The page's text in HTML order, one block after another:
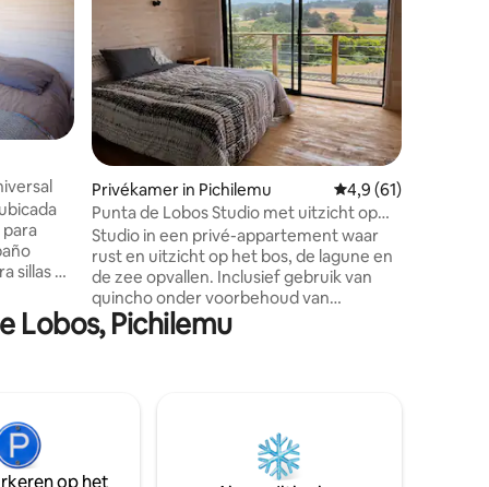
para
sillas de
y un
Privékamer in Pichilemu Gemiddelde
4,9 (61)
Punta de Lobos Studio met uitzicht op
het bos 2
Studio in een privé-appartement waar
rust en uitzicht op het bos, de lagune en
de zee opvallen. Inclusief gebruik van
quincho onder voorbehoud van
voorafgaande reservering. Het heeft
parkeergelegenheid bij de
Lobos, Pichilemu
op het